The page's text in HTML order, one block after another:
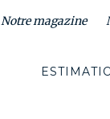
Notre magazine